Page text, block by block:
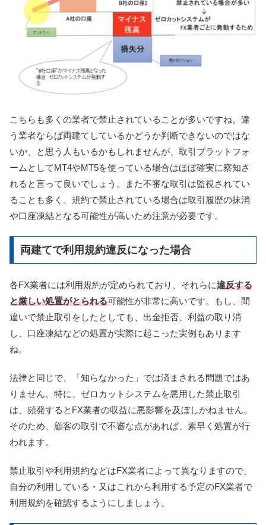
こちらも多くの業者で禁止されていることが多いですね。違
う業者ならば両建てしているかどうか判断できないのではな
いか、と思う人もいるかもしれませんが、取引プラットフォ
ームとしてMT4やMT5を使っている場合はほぼ確実に察知さ
れると言って良いでしょう。また不審な取引は監視されてい
ることも多く、規約で禁止されている場合は取引履歴の抹消
や口座凍結となる可能性が高いため注意が必要です。
両建てで利用規約違反になった場合
各FX業者には利用規約が定められており、それらに違反する
と厳しい処置がとられる可能性が非常に高いです。もし、間
違いで禁止取引をしたとしても、出金拒否、利益の取り消
し、口座凍結などの処置が実際に起こった実例もあります
ね。
法律と同じで、「知らなかった」では済まされる問題ではあ
りません。特に、ゼロカットシステムを悪用した禁止取引
は、頻発するとFX業者の収益に悪影響を及ぼしかねません。
そのため、顧客の取引で不審な点があれば、素早く処置が行
われます。
禁止取引や利用規約などはFX業者によって異なりますので、
自分の利用している・又はこれから利用する予定のFX業者で
利用規約を確認するようにしましょう。